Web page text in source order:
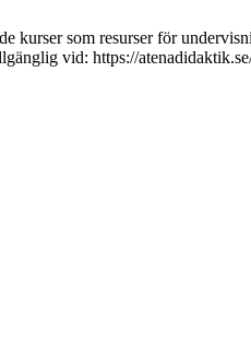
kurser som resurser för
vid: https://